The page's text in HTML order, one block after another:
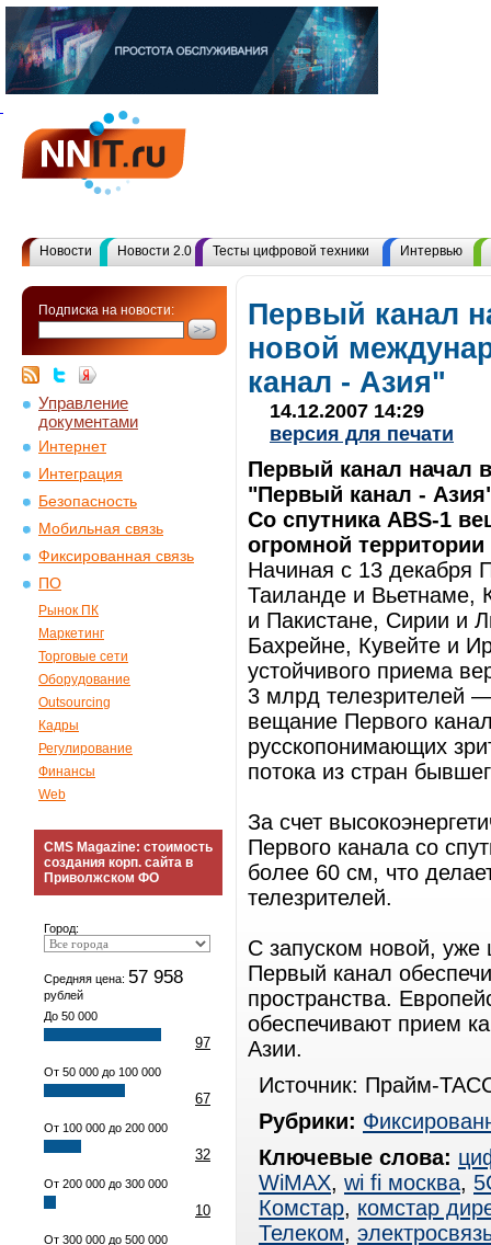
Новости Новости 2.0 Тесты цифровой техники Интервью
Подписка на новости:
Управление
документами
Интернет
Интеграция
Безопасность
Мобильная связь
Фиксированная связь
ПО
Рынок ПК
Маркетинг
Торговые сети
Оборудование
Outsourcing
Кадры
Регулирование
Финансы
Web
CMS Magazine: стоимость
создания корп. сайта в
Приволжском ФО
Город:
Средняя цена: 57 958
рублей
До 50 000
97
От 50 000 до 100 000
67
От 100 000 до 200 000
32
От 200 000 до 300 000
10
От 300 000 до 500 000
Первый канал
новой
канал - Азия"
14.12.2007 14:29
версия для печати
Первый канал начал
"Первый канал -
Со спутника ABS-1
огромной
Начиная с 13 декабря
Таиланде и Вьетнаме,
и Пакистане, Сирии и
Бахрейне, Кувейте и
устойчивого приема
3 млрд телезрителей
вещание Первого
русскопонимающих
потока из стран
За счет
Первого канала со
более 60 см, что
телезрителей.
С запуском новой, уже
Первый канал
пространства.
обеспечивают прием
Азии.
Источник: Прайм-
Рубрики:
Ключевые слова:
WiMAX, wi fi москва,
Комстар, комстар
Телеком,